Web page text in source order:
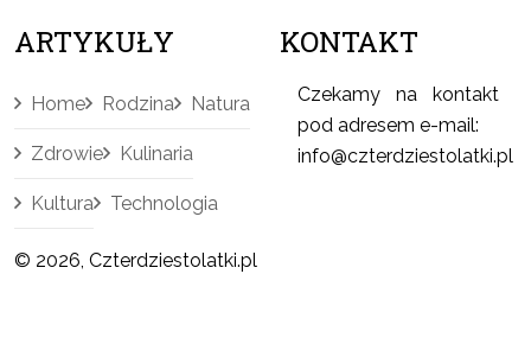
ARTYKUŁY
Home Rodzina Natura
Zdrowie Kulinaria
Kultura Technologia
KONTAKT
Czekamy na kontakt
pod adresem e-mail:
info@czterdziestolatki.pl
© 2026, Czterdziestolatki.pl